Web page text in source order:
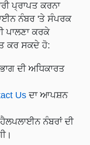
ਪ੍ਰਾਪਤ ਕਰਨਾ
ਨੰਬਰ 'ਤੇ ਸੰਪਰਕ
ਪਾਲਣਾ ਕਰਕੇ
ਕਰ ਸਕਦੇ ਹੋ:
ਦੀ ਅਧਿਕਾਰਤ
Us ਦਾ ਆਪਸ਼ਨ
ਨੰਬਰਾਂ ਦੀ